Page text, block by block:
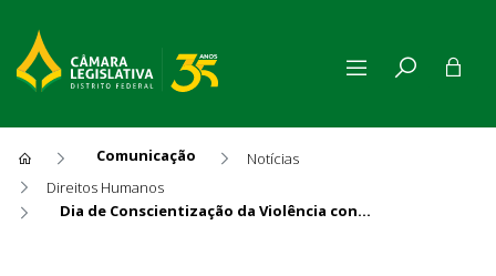
Comunicação
Notícias
Direitos Humanos
Dia de Conscientização da Violência contra a Pessoa Idosa reforça importância da prevenção e denúncia